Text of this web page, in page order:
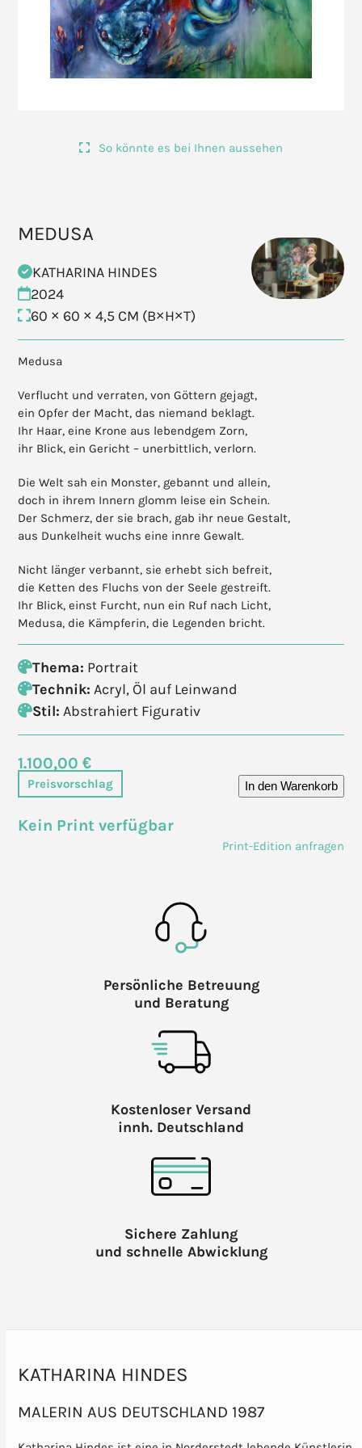
So könnte es bei Ihnen aussehen
MEDUSA
KATHARINA HINDES
2024
60 × 60 × 4,5 CM (B×H×T)
Medusa
Verflucht und verraten, von Göttern gejagt,
ein Opfer der Macht, das niemand beklagt.
Ihr Haar, eine Krone aus lebendgem Zorn,
ihr Blick, ein Gericht – unerbittlich, verlorn.
Die Welt sah ein Monster, gebannt und allein,
doch in ihrem Innern glomm leise ein Schein.
Der Schmerz, der sie brach, gab ihr neue Gestalt,
aus Dunkelheit wuchs eine innre Gewalt.
Nicht länger verbannt, sie erhebt sich befreit,
die Ketten des Fluchs von der Seele gestreift.
Ihr Blick, einst Furcht, nun ein Ruf nach Licht,
Medusa, die Kämpferin, die Legenden bricht.
Thema: Portrait
Technik: Acryl, Öl auf Leinwand
Stil: Abstrahiert Figurativ
1.100,00 €
Preisvorschlag In den Warenkorb
Kein Print verfügbar
Print-Edition anfragen
Persönliche Betreuung
und Beratung
Kostenloser Versand
innh. Deutschland
Sichere Zahlung
und schnelle Abwicklung
KATHARINA HINDES
MALERIN AUS DEUTSCHLAND 1987